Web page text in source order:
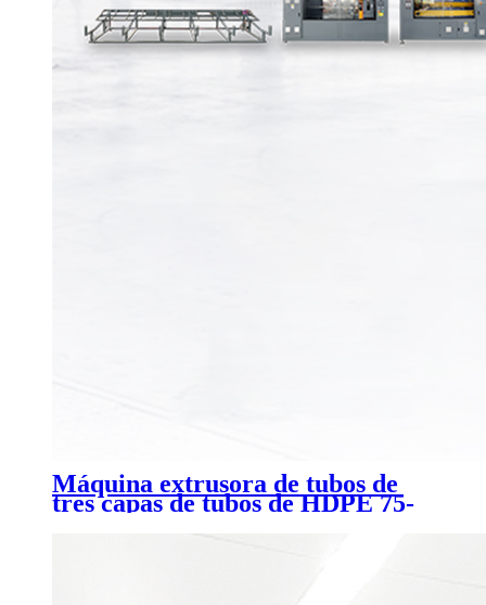
Máquina extrusora de tubos de
tres capas de tubos de HDPE 75-